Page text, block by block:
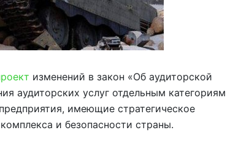
изменений в закон «Об аудиторской
аудиторских услуг отдельным категориям
имеющие стратегическое
и безопасности страны.